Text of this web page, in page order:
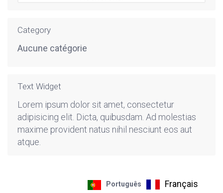
Category
Aucune catégorie
Text Widget
Lorem ipsum dolor sit amet, consectetur
adipisicing elit. Dicta, quibusdam. Ad molestias
maxime provident natus nihil nesciunt eos aut
atque.
Português Français